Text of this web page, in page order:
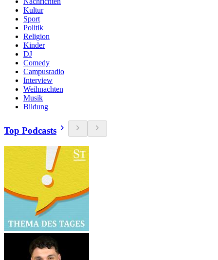
Kultur
Sport
Politik
Religion
Kinder
DJ
Comedy
Campusradio
Interview
Weihnachten
Musik
Bildung
Top Podcasts